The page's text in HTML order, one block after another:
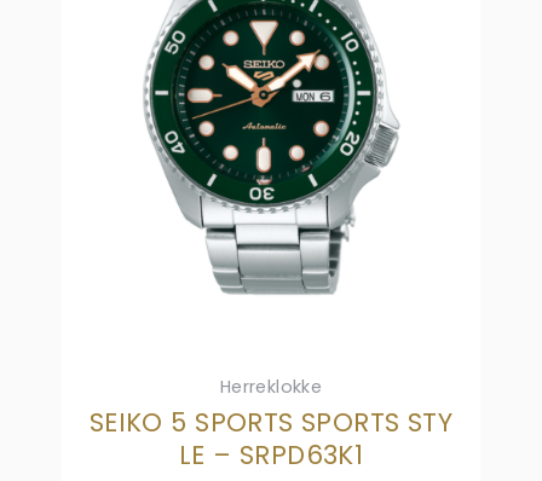
Herreklokke
SEIKO 5 SPORTS SPORTS STY
LE – SRPD63K1